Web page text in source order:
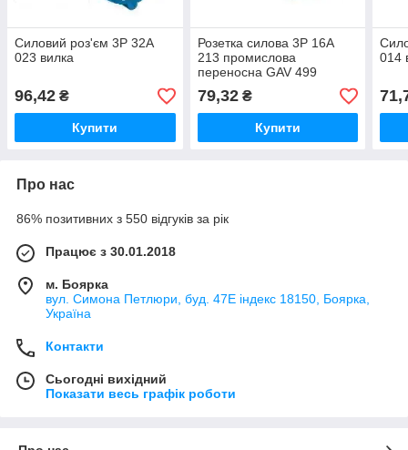
Силовий роз'єм 3Р 32А
023 вилка
96,42 ₴
Купити
Розетка силова 3Р 16А
213 промислова
переносна GAV 499
79,32₴
Купити
014
Про нас
86% позитивних з 550 відгуків за рік
Працює з 30.01.2018
м. Боярка
вул. Симона Петлюри, буд. 47Е індекс 18150, Боярка,
Україна
Контакти
Сьогодні вихідний
Показати весь графік роботи